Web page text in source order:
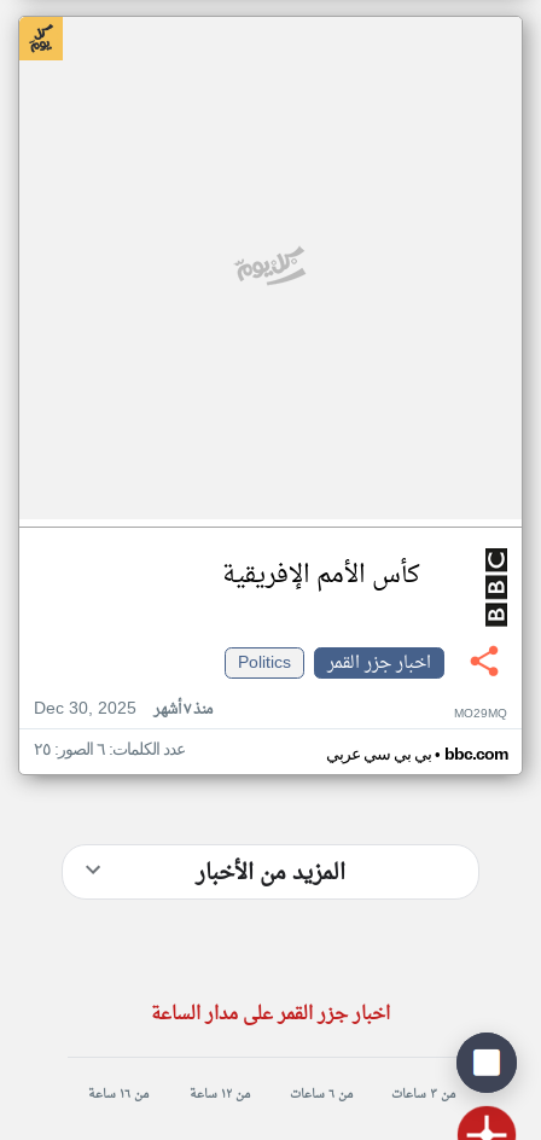
كأس الأمم الإفريقية
اخبار جزر القمر
Politics
Dec 30, 2025
منذ ٧ أشهر MO29MQ
بي بي سي عربي• bbc.com عدد الكلمات: ٦ الصور: ٢٥
المزيد من الأخبار
اخبار جزر القمر على مدار الساعة
من ٣ ساعات من ٦ ساعات من ١٢ ساعة من ١٦ ساعة